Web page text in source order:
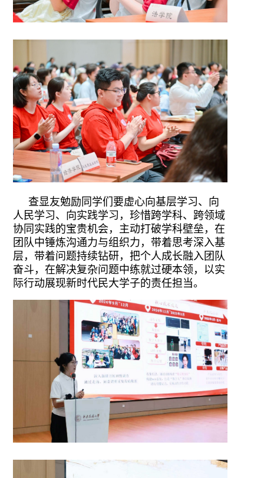
查显友勉励同学们要虚心向基层学习、向
人民学习、向实践学习，珍惜跨学科、跨领域
协同实践的宝贵机会，主动打破学科壁垒，在
团队中锤炼沟通力与组织力，带着思考深入基
层，带着问题持续钻研，把个人成长融入团队
奋斗，在解决复杂问题中练就过硬本领，以实
际行动展现新时代民大学子的责任担当。